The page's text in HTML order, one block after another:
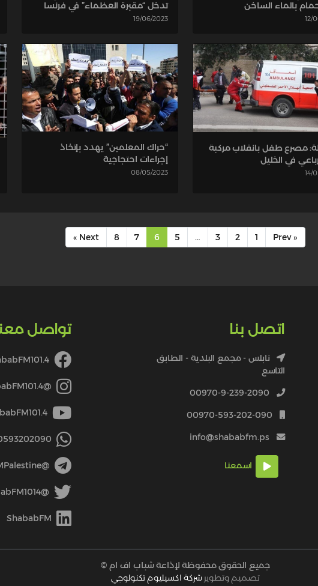
بالماء الساخن
12/
تدخل “مقبرة العظماء” في فرنسا
19/06/2023
مصرع طفل بانقلاب مركبة
في الخليل
14/
“حراك المعلمين” يهدد بإتخاذ
إجراءات احتجاجية
08/05/2023
« Prev
1
2
3
…
5
6
7
8
Next »
اتصل بنا
نابلس - مجمع البلدية - الطابق
التاسع
00970-9-239-2090
00970-593-202-090
info@shababfm.ps
اسمعنا
تواصل
@ShababFM101.4
@ShababFMPalestine
@ShababFM1014
ShababFM
جميع الحقوق محفوظة لإذاعة شباب اف ام ©
تصميم وتطوير شركة اكسيليوم تكنولوجي